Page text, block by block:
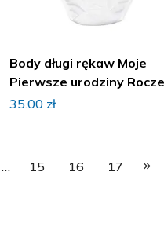
Body długi rękaw Moje
Pierwsze urodziny
35.00 zł
… 15 16 17